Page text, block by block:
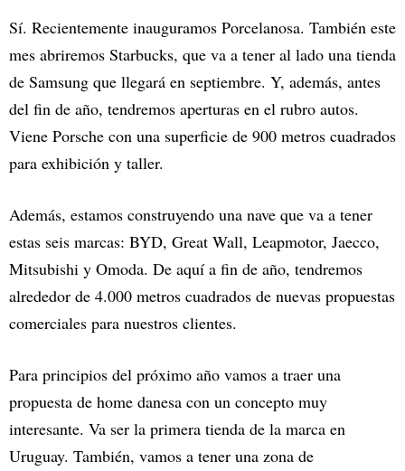
Sí. Recientemente inauguramos Porcelanosa. También este
mes abriremos Starbucks, que va a tener al lado una tienda
de Samsung que llegará en septiembre. Y, además, antes
del fin de año, tendremos aperturas en el rubro autos.
Viene Porsche con una superficie de 900 metros cuadrados
para exhibición y taller.
Además, estamos construyendo una nave que va a tener
estas seis marcas: BYD, Great Wall, Leapmotor, Jaecco,
Mitsubishi y Omoda. De aquí a fin de año, tendremos
alrededor de 4.000 metros cuadrados de nuevas propuestas
comerciales para nuestros clientes.
Para principios del próximo año vamos a traer una
propuesta de home danesa con un concepto muy
interesante. Va ser la primera tienda de la marca en
Uruguay. También, vamos a tener una zona de